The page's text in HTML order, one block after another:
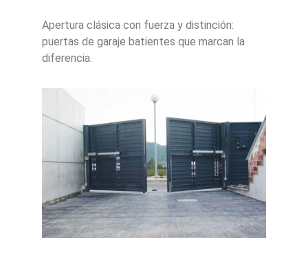
Apertura clásica con fuerza y distinción:
puertas de garaje batientes que marcan la
diferencia.